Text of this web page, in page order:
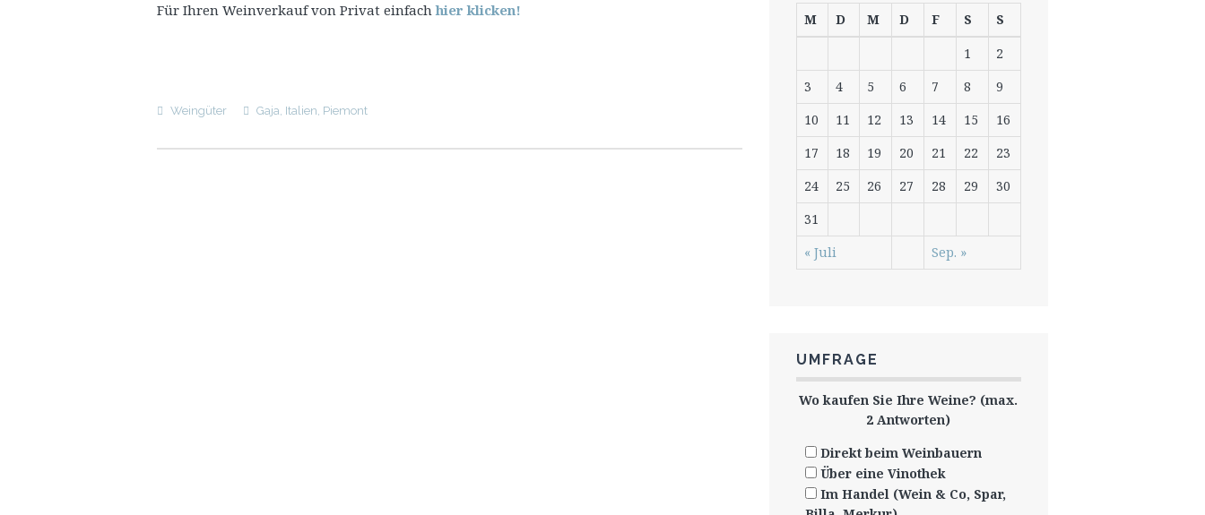
Für Ihren Weinverkauf von Privat einfachhier klicken!
Weingüter Gaja, Italien, Piemont
M D M D F S
S
1
2
3
4 5 6 7 8
9
10
11 12 13 14 15
16
17
18 19 20 21 22
23
24
25 26 27 28 29
30
31
« Juli
Sep. »
UMFRAGE
Wo kaufen Sie Ihre Weine? (max.
2 Antworten)
Direkt beim Weinbauern
Über eine Vinothek
Im Handel (Wein & Co, Spar,